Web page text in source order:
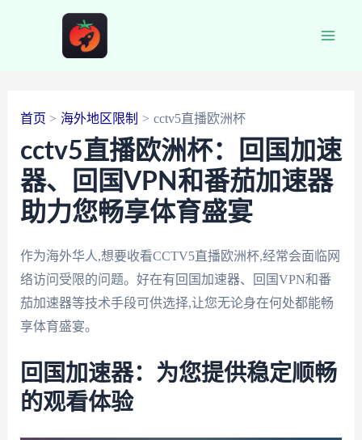
首页 海外地区限制 cctv5直播欧洲杯
cctv5直播欧洲杯：回国加速
器、回国VPN和番茄加速器
助力您畅享体育盛宴
作为海外华人,想要收看CCTV5直播欧洲杯,经常会面临网
络访问受限的问题。好在有回国加速器、回国VPN和番
茄加速器等技术手段可供选择,让您无论身在何处都能畅
享体育盛宴。
回国加速器：为您提供稳定顺畅
的观看体验